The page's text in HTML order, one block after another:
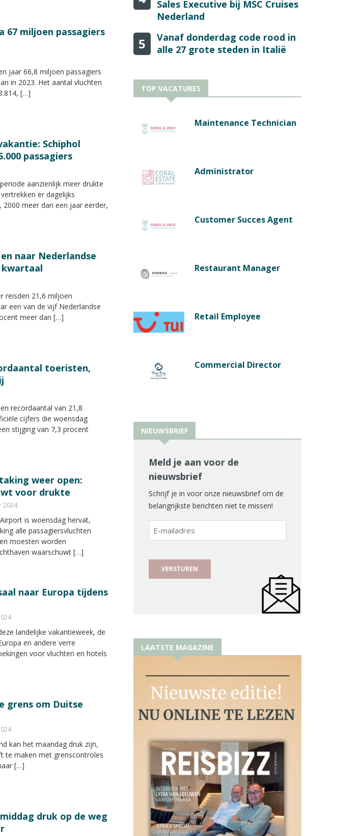
67 miljoen passagiers
jaar 66,8 miljoen passagiers
in 2023. Het aantal vluchten
[…]
Schiphol
passagiers
aanzienlijk meer drukte
er dagelijks
2000 meer dan een jaar eerder,
naar Nederlandse
kwartaal
reisden 21,6 miljoen
een van de vijf Nederlandse
meer dan […]
toeristen,
recordaantal van 21,8
cijfers die woensdag
stijging van 7,3 procent
weer open:
voor drukte
2024
is woensdag hervat,
alle passagiersvluchten
moesten worden
waarschuwt […]
naar Europa tijdens
landelijke vakantieweek, de
en andere verre
voor vluchten en hotels
grens om Duitse
kan het maandag druk zijn,
te maken met grenscontroles
[…]
druk op de weg
Sales Executive bij MSC Cruises
Nederland
5
Vanaf donderdag code rood in
alle 27 grote steden in Italië
TOP VACATURES
Maintenance Technician
Administrator
Customer Succes Agent
Restaurant Manager
Retail Employee
Commercial Director
NIEUWSBRIEF
Meld je aan voor de
nieuwsbrief
Schrijf je in voor onze nieuwsbrief om de
belangrijkste berichten niet te missen!
E-
mailadres
LAATSTE MAGAZINE